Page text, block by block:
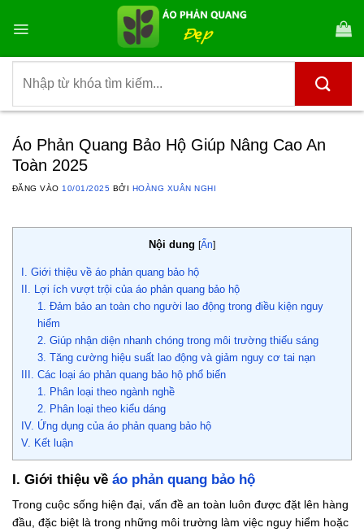
qua
dung
kiếm:
Áo Phản Quang Bảo Hộ Giúp Nâng Cao An
Toàn 2025
ĐĂNG VÀO 10/01/2025 BỞI HOÀNG XUÂN NGHI
Nội dung [Ẩn]
I. Giới thiệu về áo phản quang bảo hộ
II. Lợi ích vượt trội của áo phản quang bảo hộ
1. Đảm bảo an toàn cho người lao động trong điều kiện nguy
hiểm
2. Giúp nhận diện nhanh chóng trong môi trường thiếu sáng
3. Tăng cường hiệu suất lao động và giảm nguy cơ tai nạn
III. Các loại áo phản quang bảo hộ phổ biến
1. Phân loại theo ngành nghề
2. Phân loại theo kiểu dáng
IV. Ứng dụng của áo phản quang bảo hộ
V. Kết luận
I. Giới thiệu về áo phản quang bảo hộ
Trong cuộc sống hiện đại, vấn đề an toàn luôn được đặt lên hàng
đầu, đặc biệt là trong những môi trường làm việc nguy hiểm hoặc